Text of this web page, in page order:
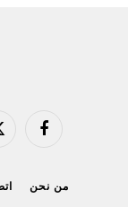
فيسبوك
من نحن